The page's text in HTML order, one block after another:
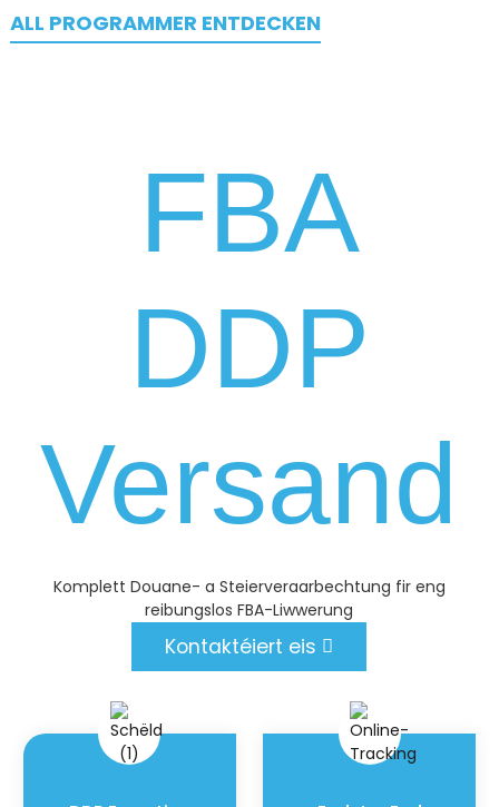
ALL PROGRAMMER ENTDECKEN
FBA
DDP
Versand
Komplett Douane- a Steierveraarbechtung fir eng
reibungslos FBA-Liwwerung
Kontaktéiert eis